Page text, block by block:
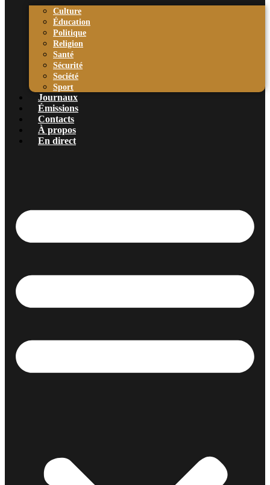
Culture
Éducation
Politique
Religion
Santé
Sécurité
Société
Sport
Journaux
Émissions
Contacts
À propos
En direct